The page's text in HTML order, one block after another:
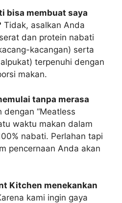
bisa membuat saya
Tidak, asalkan Anda
dan protein nabati
kacangan) serta
terpenuhi dengan
makan.
tanpa merasa
dengan “Meatless
waktu makan dalam
nabati. Perlahan tapi
pencernaan Anda akan
Kitchen menekankan
kami ingin gaya